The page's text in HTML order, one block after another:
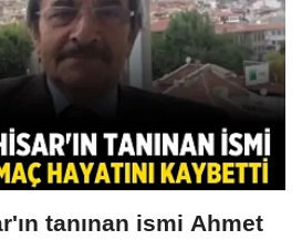
tanınan ismi Ahmet